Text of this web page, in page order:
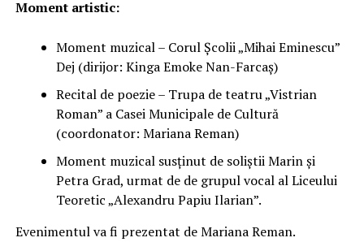
Moment artistic:
Moment muzical – Corul Școlii „Mihai Eminescu”
Dej (dirijor: Kinga Emoke Nan-Farcaș)
Recital de poezie – Trupa de teatru „Vistrian
Roman” a Casei Municipale de Cultură
(coordonator: Mariana Reman)
Moment muzical susținut de soliștii Marin şi
Petra Grad, urmat de de grupul vocal al Liceului
Teoretic „Alexandru Papiu Ilarian”.
Evenimentul va fi prezentat de Mariana Reman.